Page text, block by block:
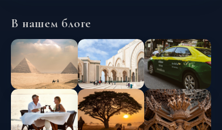
В нашем блоге